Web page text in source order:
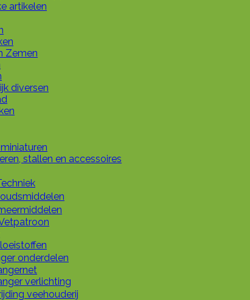
artikelen
Zemen
diversen
stallen en accessoires
onderdelen
verlichting
veehouderij